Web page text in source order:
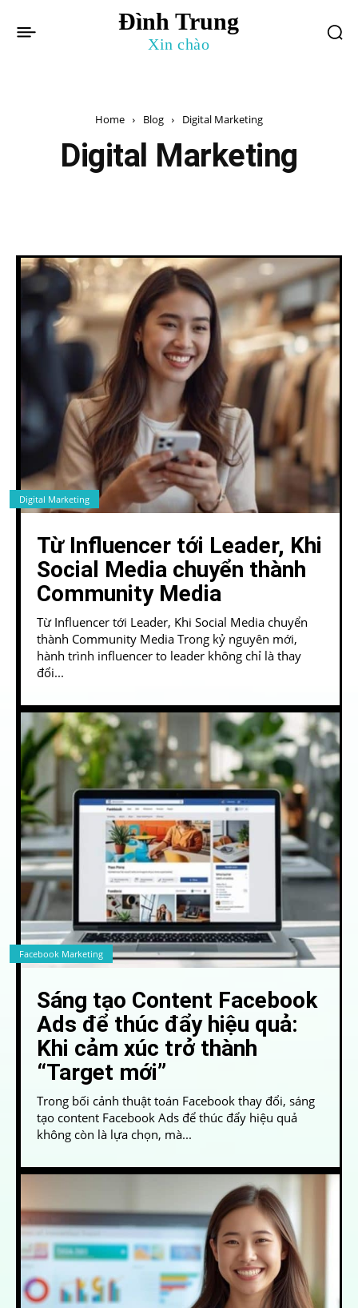
Đình Trung
Xin chào
Home Blog Digital Marketing
Digital Marketing
Digital Marketing
Từ Influencer tới Leader, Khi
Social Media chuyển thành
Community Media
Từ Influencer tới Leader, Khi Social Media chuyển
thành Community Media Trong kỷ nguyên mới,
hành trình influencer to leader không chỉ là thay
đổi...
Facebook Marketing
Sáng tạo Content Facebook
Ads để thúc đẩy hiệu quả:
Khi cảm xúc trở thành
“Target mới”
Trong bối cảnh thuật toán Facebook thay đổi, sáng
tạo content Facebook Ads để thúc đẩy hiệu quả
không còn là lựa chọn, mà...